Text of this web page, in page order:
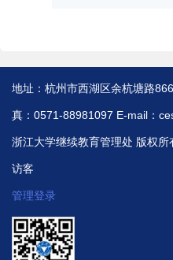
地址：杭州市西湖区余杭塘路
真：0571-88981097 E-mail：
浙江大学继续教育管理处 版权所
访客
管理登录